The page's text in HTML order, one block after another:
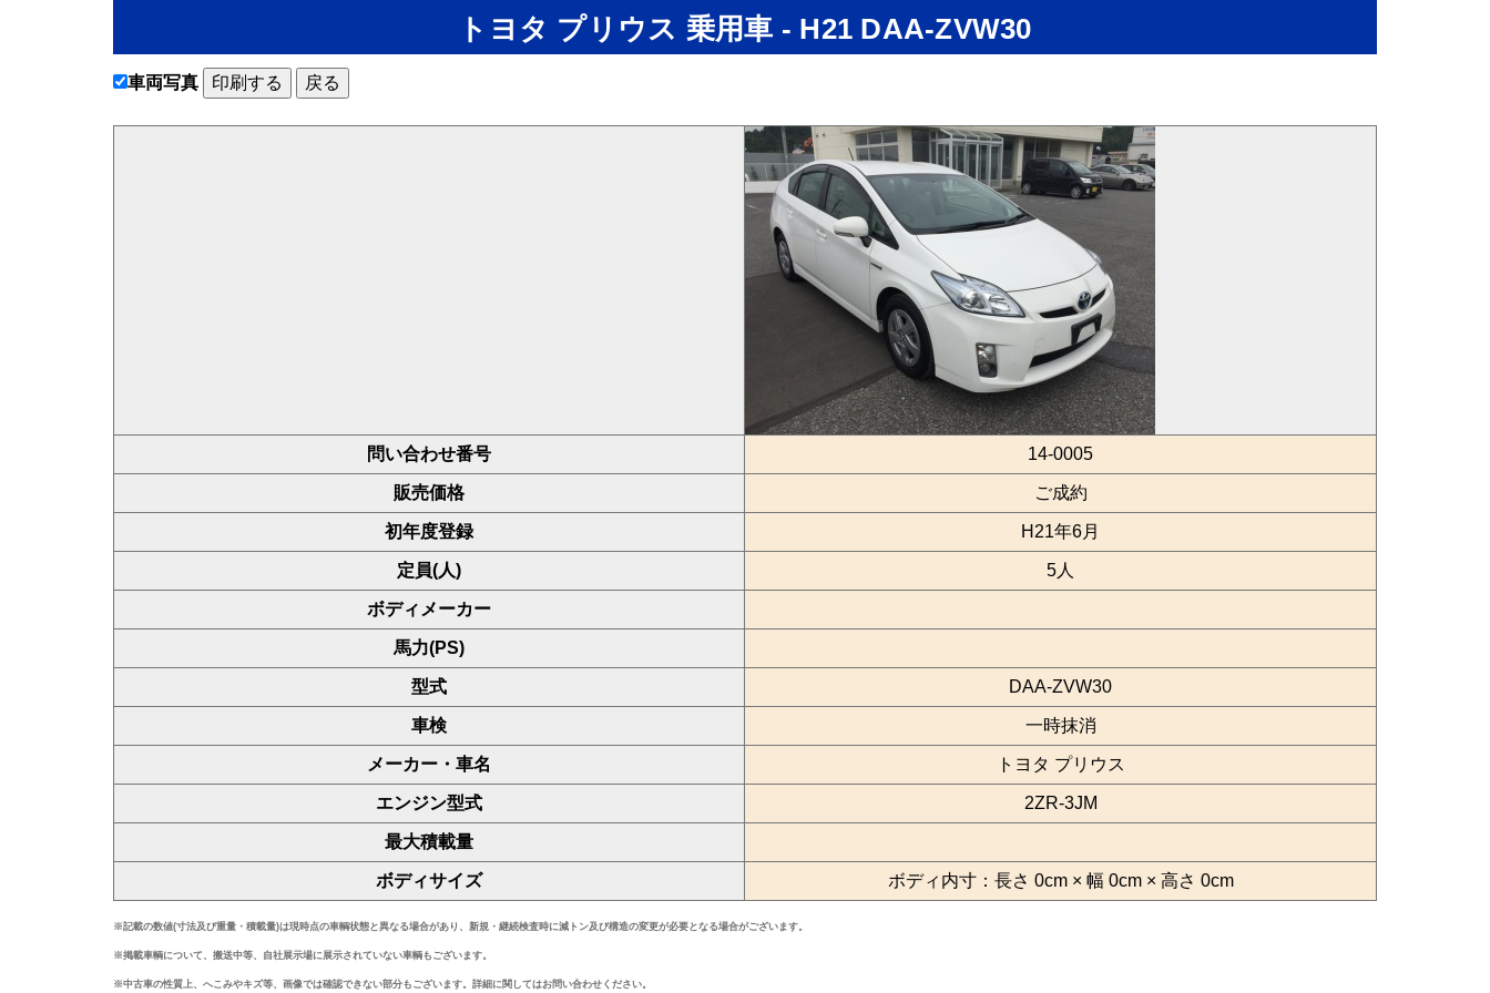
トヨタ プリウス 乗用車 - H21 DAA-ZVW30
車両写真 印刷する 戻る
問い合わせ番号 14-0005
販売価格 ご成約
初年度登録 H21年6月
定員(人) 5人
ボディメーカー
馬力(PS)
型式 DAA-ZVW30
車検 一時抹消
メーカー・車名 トヨタ プリウス
エンジン型式 2ZR-3JM
最大積載量
ボディサイズ ボディ内寸：長さ 0cm × 幅 0cm × 高さ 0cm
※記載の数値(寸法及び重量・積載量)は現時点の車輌状態と異なる場合があり、新規・継続検査時に減トン及び構造の変更が必要となる場合がございます。
※掲載車輌について、搬送中等、自社展示場に展示されていない車輌もございます。
※中古車の性質上、へこみやキズ等、画像では確認できない部分もございます。詳細に関してはお問い合わせください。